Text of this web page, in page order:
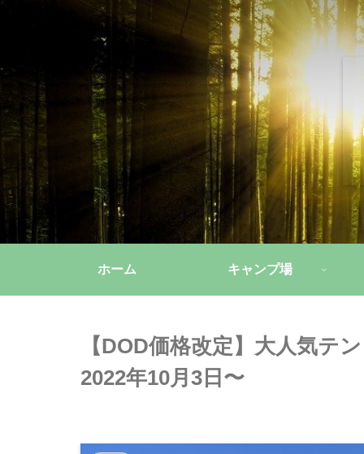
ホーム キャンプ場
【DOD価格改定】大人気テ
2022年10月3日〜